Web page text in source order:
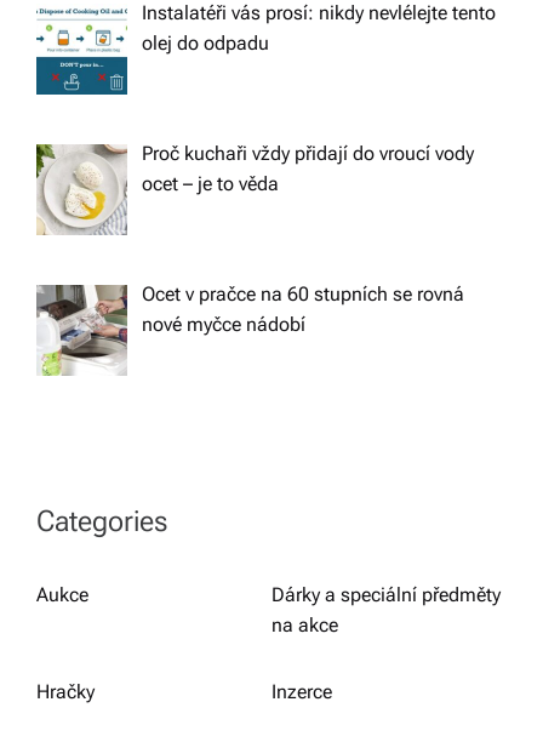
Instalatéři vás prosí: nikdy nevlélejte tento
olej do odpadu
Proč kuchaři vždy přidají do vroucí vody
ocet – je to věda
Ocet v pračce na 60 stupních se rovná
nové myčce nádobí
Categories
Aukce
Dárky a speciální předměty
na akce
Hračky Inzerce